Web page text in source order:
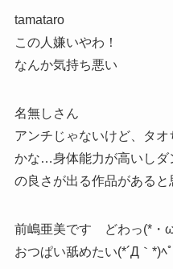
tamataro
この人嫌いやわ！
なんか気持ち悪い
名無しさん
アンチじゃないけど、タ
かな…身体能力が高いしダ
の良さが出る作品があると
前嶋亜美です どわっ(*・
おつぱい舐めたい(*´Д｀*)ﾍ